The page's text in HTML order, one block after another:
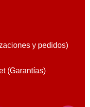
y pedidos)
(Garantías)